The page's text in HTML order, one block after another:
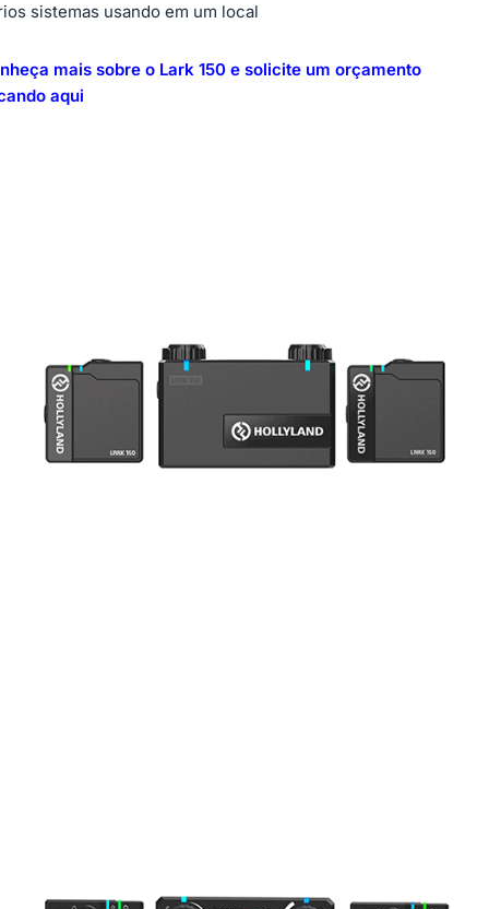
sistemas usando em um local
mais sobre o Lark 150 e solicite um orçamento
aqui